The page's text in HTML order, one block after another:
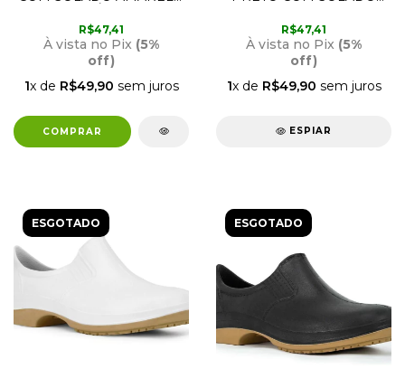
FORRO N37
70.79.370.000 VONDER
R$47,41
À vista no Pix (5%
off)
1x de R$49,90 sem juros
CRIVAL
R$47,41
À vista no Pix (5%
off)
1x de R$49,90 sem juros
ESPIAR
ESGOTADO ESGOTADO